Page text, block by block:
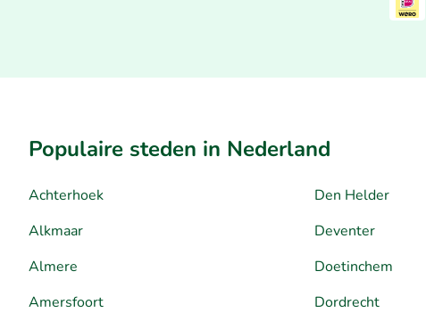
Populaire steden in Nederland
Achterhoek
Alkmaar
Almere
Amersfoort
Den Helder
Deventer
Doetinchem
Dordrecht